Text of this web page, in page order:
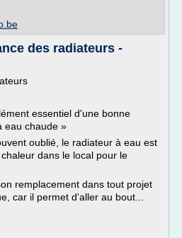
des radiateurs -
essentiel d'une bonne
eau chaude »
oublié, le radiateur à eau est
dans le local pour le
remplacement dans tout projet
car il permet d'aller au bout...